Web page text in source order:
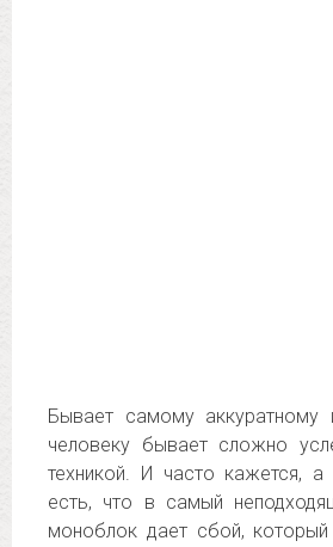
Бывает самому аккуратному
человеку бывает сложно
техникой. И часто кажется,
есть, что в самый
моноблок дает сбой, который